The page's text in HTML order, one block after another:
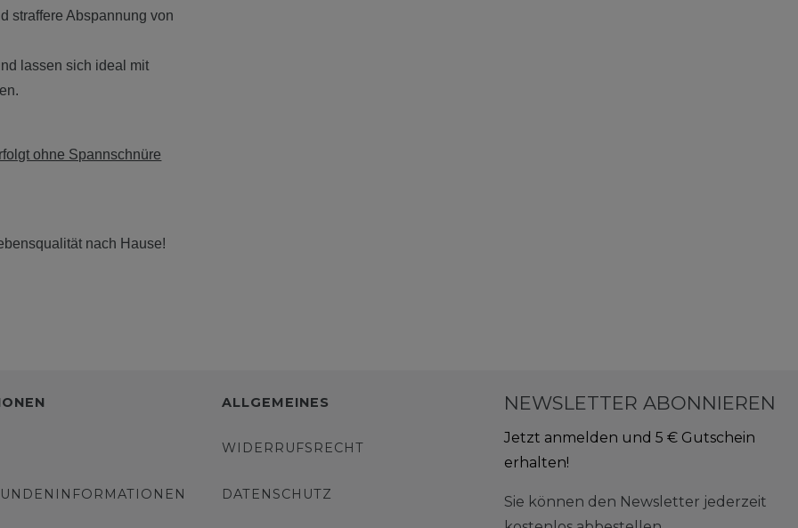
straffere Abspannung von
lassen sich ideal mit
ohne Spannschnüre
nach Hause!
ALLGEMEINES
WIDERRUFSRECHT
DATENSCHUTZ
NEWSLETTER ABONNIEREN
Jetzt anmelden und 5 € Gutschein
erhalten!
Sie können den Newsletter jederzeit